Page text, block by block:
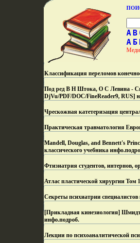
A B
А Б
Классификация переломов
Под ред В Н Штока, О С Левина -
DjVu/PDF/DOC/FineReader9, RUS]
Чрескожная катетеризация
Практическая травматология
Mandell, Douglas, and Bennett's
классического учебника инфо.
Фтизиатрия студентов, интернов,
Атлас пластической хирургии
Секреты психиатрии специалистов
[Прикладная кинезиология]
инфо.подроб.
Лекции по психоаналитической